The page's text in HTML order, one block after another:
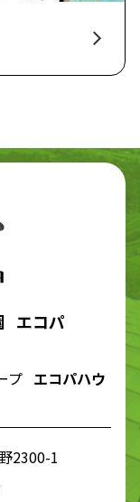
エコパ
プ エコパハウ
2300-1